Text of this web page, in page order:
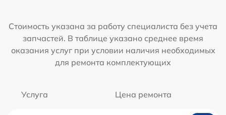
Стоимость указана за работу специалиста без учета
запчастей. В таблице указано среднее время
оказания услуг при условии наличия необходимых
для ремонта комплектующих
Услуга Цена ремонта